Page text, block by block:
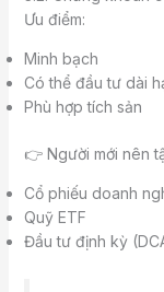
Ưu điểm:
Minh bạch
Có thể đầu tư dài
Phù hợp tích sản
👉 Người mới nên
Cổ phiếu doanh
Quỹ ETF
Đầu tư định kỳ